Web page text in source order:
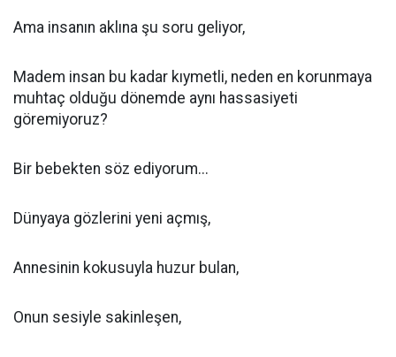
Ama insanın aklına şu soru geliyor,
Madem insan bu kadar kıymetli, neden en korunmaya
muhtaç olduğu dönemde aynı hassasiyeti
göremiyoruz?
Bir bebekten söz ediyorum...
Dünyaya gözlerini yeni açmış,
Annesinin kokusuyla huzur bulan,
Onun sesiyle sakinleşen,